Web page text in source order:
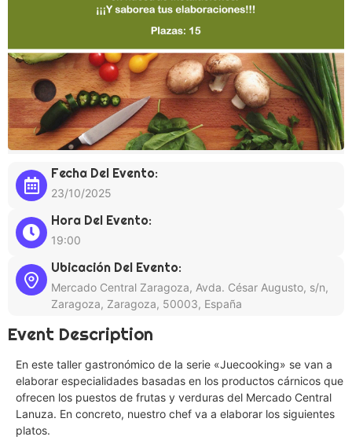
Fecha Del Evento:
23/10/2025
Hora Del Evento:
19:00
Ubicación Del Evento:
Mercado Central Zaragoza, Avda. César Augusto, s/n,
Zaragoza, Zaragoza, 50003, España
Event Description
En este taller gastronómico de la serie «Juecooking» se van a
elaborar especialidades basadas en los productos cárnicos que
ofrecen los puestos de frutas y verduras del Mercado Central
Lanuza. En concreto, nuestro chef va a elaborar los siguientes
platos.